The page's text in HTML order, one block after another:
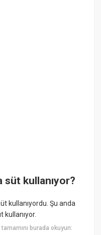
süt kullanıyor?
kullanıyordu. Şu anda
kullanıyor.
tamamını burada okuyun: